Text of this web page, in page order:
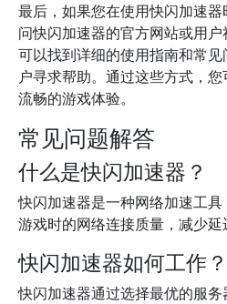
最后，如果您在使用快闪加速
问快闪加速器的官方网站或用
可以找到详细的使用指南和常
户寻求帮助。通过这些方式，
流畅的游戏体验。
常见问题解答
什么是快闪加速器？
快闪加速器是一种网络加速工
游戏时的网络连接质量，减少延
快闪加速器如何工作？
快闪加速器通过选择最优的服